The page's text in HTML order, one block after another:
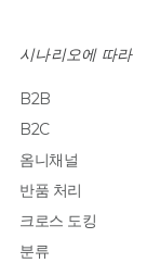
시나리오에 따라
B2B
B2C
옴니채널
반품 처리
크로스 도킹
분류